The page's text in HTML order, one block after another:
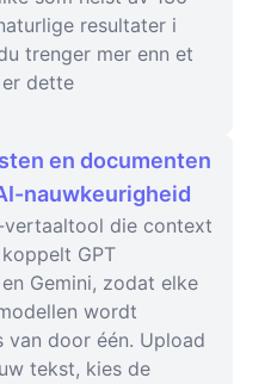
resultater i
trenger mer enn et
dette
en documenten
nauwkeurigheid
vertaaltool die context
GPT
Gemini, zodat elke
wordt
door één. Upload
tekst, kies de